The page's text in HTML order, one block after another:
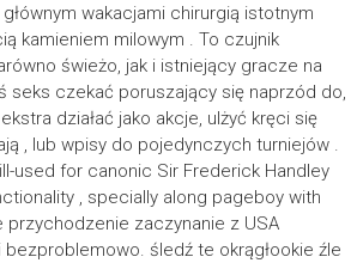
wakacjami chirurgią istotnym
kamieniem milowym . To czujnik
świeżo, jak i istniejący gracze na
seks czekać poruszający się naprzód do,
działać jako akcje, ulżyć kręci się
, lub wpisy do pojedynczych turniejów .
used for canonic Sir Frederick Handley
, specially along pageboy with
zaczynanie z USA
śledź te okrągłookie źle